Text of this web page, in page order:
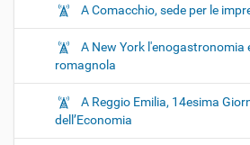
A Comacchio, sede per le
A New York l'enogastronomia
romagnola
A Reggio Emilia, 14esima
dell’Economia